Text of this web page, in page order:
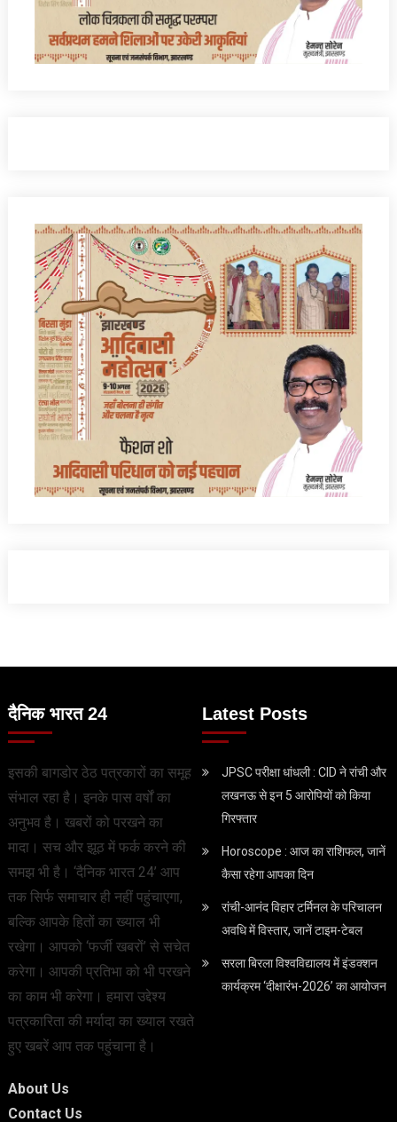
दैनिक भारत 24
इसकी बागडोर ठेठ पत्रकारों का समूह
संभाल रहा है। इनके पास वर्षों का
अनुभव है। खबरों को परखने का
मादा। सच और झूठ में फर्क करने की
समझ भी है। ‘दैनिक भारत 24’ आप
तक सिर्फ समाचार ही नहीं पहुंचाएगा,
बल्कि आपके हितों का ख्याल भी
रखेगा। आपको ‘फर्जी खबरों’ से सचेत
करेगा। आपकी प्रतिभा को भी परखने
का काम भी करेगा। हमारा उद्देश्य
पत्रकारिता की मर्यादा का ख्याल रखते
हुए खबरें आप तक पहुंचाना है।
About Us
Contact Us
Latest Posts
JPSC परीक्षा धांधली : CID ने रांची और
लखनऊ से इन 5 आरोपियों को किया
गिरफ्तार
Horoscope : आज का राशिफल, जानें
कैसा रहेगा आपका दिन
रांची-आनंद विहार टर्मिनल के परिचालन
अवधि में विस्तार, जानें टाइम-टेबल
सरला बिरला विश्वविद्यालय में इंडक्शन
कार्यक्रम ‘दीक्षारंभ-2026’ का आयोजन